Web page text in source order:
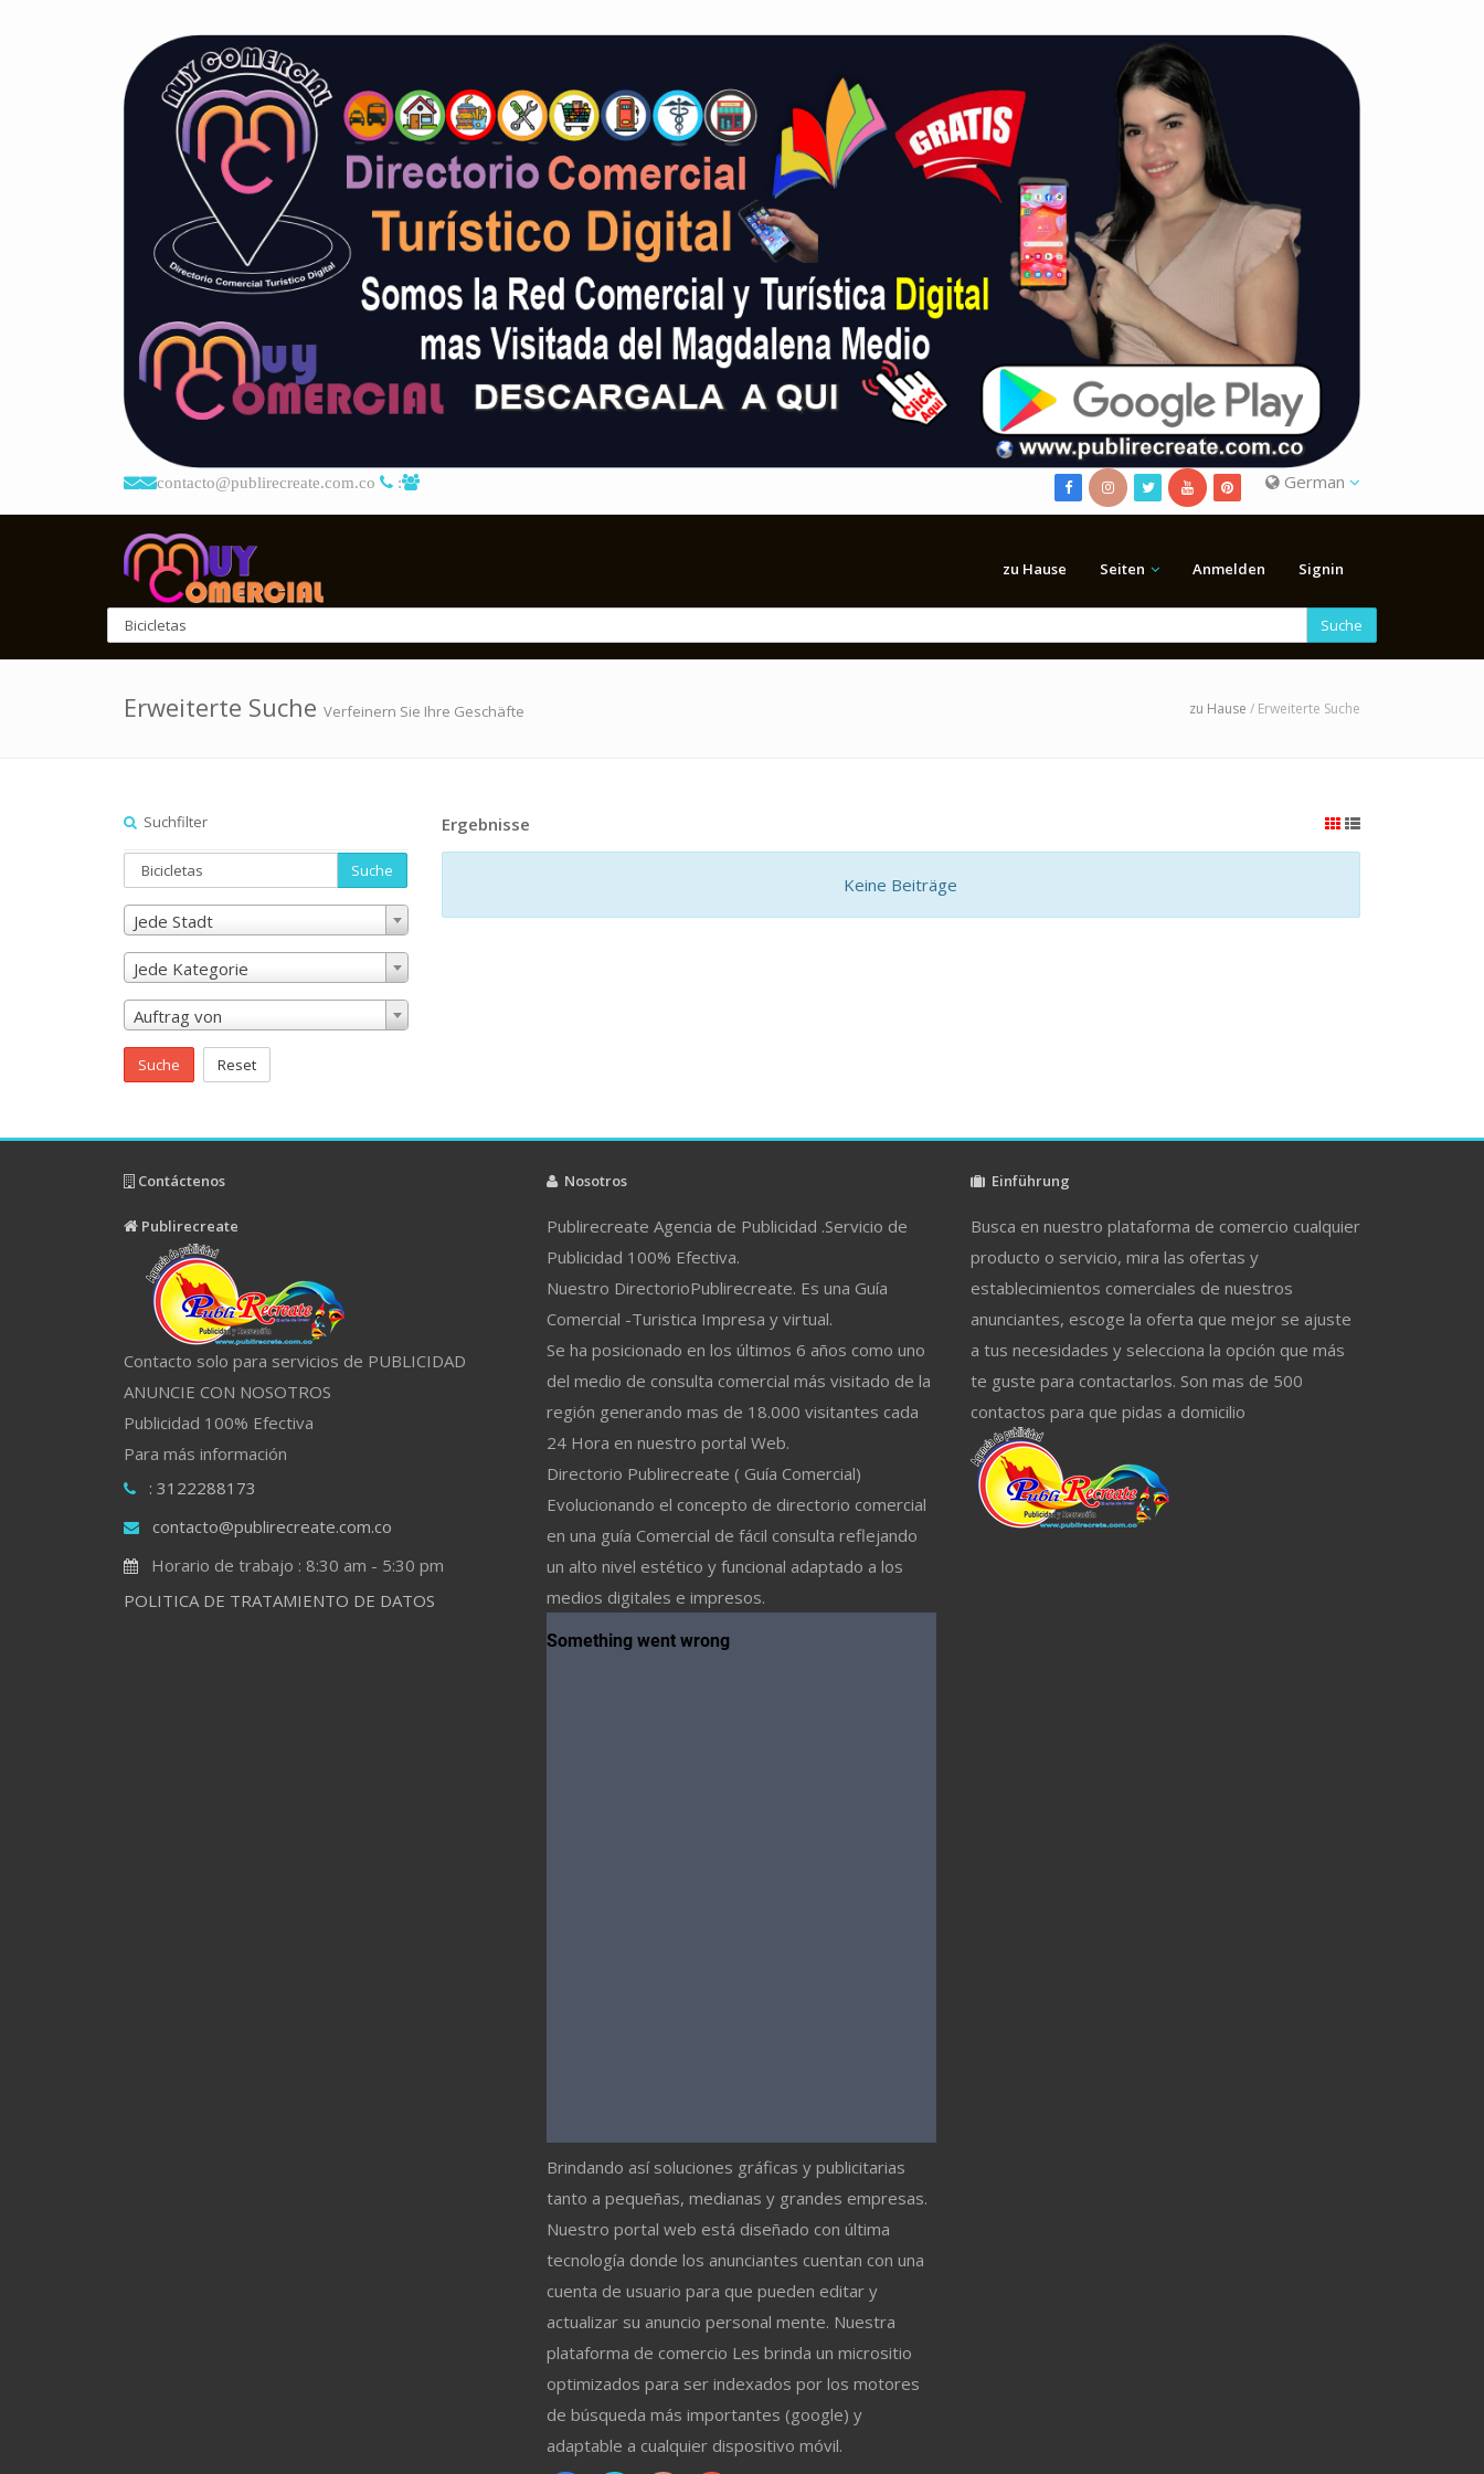
contacto@publirecreate.com.co : German
zu Hause Seiten Anmelden Signin
Suche
Erweiterte Suche Verfeinern Sie Ihre Geschäfte zu Hause / Erweiterte Suche
Suchfilter
Suche
Jede Stadt
Jede Kategorie
Auftrag von
Suche Reset
Ergebnisse
Keine Beiträge
Contáctenos
Publirecreate
Contacto solo para servicios de PUBLICIDAD
ANUNCIE CON NOSOTROS
Publicidad 100% Efectiva
Para más información
: 3122288173
contacto@publirecreate.com.co
Horario de trabajo : 8:30 am - 5:30 pm
POLITICA DE TRATAMIENTO DE DATOS
Nosotros
Publirecreate Agencia de Publicidad .Servicio de
Publicidad 100% Efectiva.
Nuestro DirectorioPublirecreate. Es una Guía
Comercial -Turistica Impresa y virtual.
Se ha posicionado en los últimos 6 años como uno
del medio de consulta comercial más visitado de la
región generando mas de 18.000 visitantes cada
24 Hora en nuestro portal Web.
Directorio Publirecreate ( Guía Comercial)
Evolucionando el concepto de directorio comercial
en una guía Comercial de fácil consulta reflejando
un alto nivel estético y funcional adaptado a los
medios digitales e impresos.
Brindando así soluciones gráficas y publicitarias
tanto a pequeñas, medianas y grandes empresas.
Nuestro portal web está diseñado con última
tecnología donde los anunciantes cuentan con una
cuenta de usuario para que pueden editar y
actualizar su anuncio personal mente. Nuestra
plataforma de comercio Les brinda un micrositio
optimizados para ser indexados por los motores
de búsqueda más importantes (google) y
adaptable a cualquier dispositivo móvil.
Einführung
Busca en nuestro plataforma de comercio cualquier
producto o servicio, mira las ofertas y
establecimientos comerciales de nuestros
anunciantes, escoge la oferta que mejor se ajuste
a tus necesidades y selecciona la opción que más
te guste para contactarlos. Son mas de 500
contactos para que pidas a domicilio